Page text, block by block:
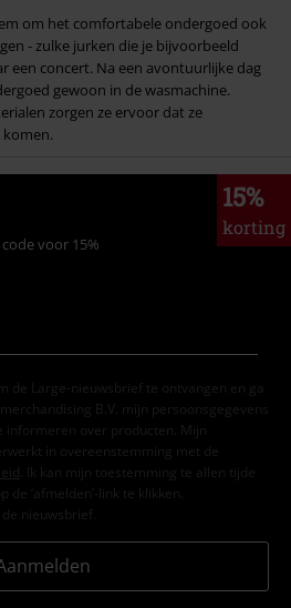
om het comfortabele ondergoed ook
- zulke jurken die je bijvoorbeeld
een concert. Na een avontuurlijke dag
gewoon in de wasmachine.
zorgen ze ervoor dat ze
15%
korting
voor 15%
de Large-nieuwsbrief te ontvangen en ga
B.V. mijn persoonsgegevens
informeren over producten. Mijn
in overeenstemming met de
. Ik kan mijn toestemming te allen tijde
‘afmelden’-link te klikken.
nieuwsbrief.